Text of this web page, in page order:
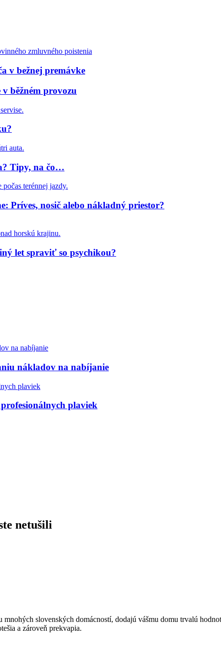
v bežnej premávke
běžném provozu
Tipy, na čo…
Príves, nosič alebo nákladný priestor?
let spraviť so psychikou?
nákladov na nabíjanie
plaviek
netušili
slovenských domácností, dodajú vášmu domu trvalú
a zároveň prekvapia.